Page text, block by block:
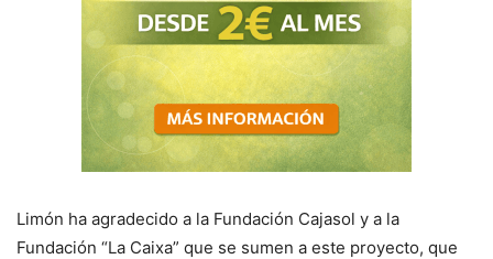
Limón ha agradecido a la Fundación Cajasol y a la
Fundación “La Caixa” que se sumen a este proyecto, que